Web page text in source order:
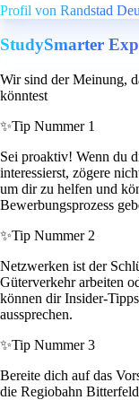
Profil von Randstad
StudySmarter
Wir sind der Meinung,
könntest
✨Tip Nummer 1
Sei proaktiv! Wenn du
interessierst, zögere
um dir zu helfen und
Bewerbungsprozess
✨Tip Nummer 2
Netzwerken ist der
Güterverkehr arbeiten
können dir Insider-
aussprechen.
✨Tip Nummer 3
Bereite dich auf das
die Regiobahn